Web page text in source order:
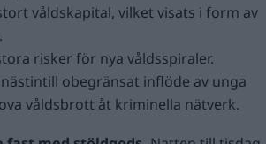
våldskapital, vilket visats i form av
risker för nya våldsspiraler.
obegränsat inflöde av unga
våldsbrott åt kriminella nätverk.